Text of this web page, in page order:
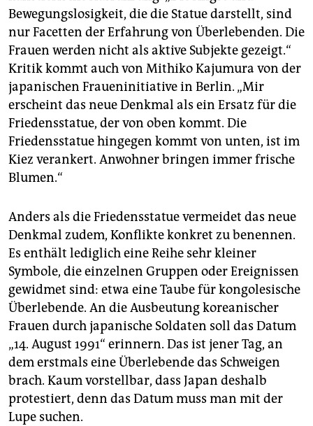
Bewegungslosigkeit, die die Statue darstellt, sind
nur Facetten der Erfahrung von Überlebenden. Die
Frauen werden nicht als aktive Subjekte gezeigt.“
Kritik kommt auch von Mithiko Kajumura von der
japanischen Fraueninitiative in Berlin. „Mir
erscheint das neue Denkmal als ein Ersatz für die
Friedensstatue, der von oben kommt. Die
Friedensstatue hingegen kommt von unten, ist im
Kiez verankert. Anwohner bringen immer frische
Blumen.“
Anders als die Friedensstatue vermeidet das neue
Denkmal zudem, Konflikte konkret zu benennen.
Es enthält lediglich eine Reihe sehr kleiner
Symbole, die einzelnen Gruppen oder Ereignissen
gewidmet sind: etwa eine Taube für kongolesische
Überlebende. An die Ausbeutung koreanischer
Frauen durch japanische Soldaten soll das Datum
„14. August 1991“ erinnern. Das ist jener Tag, an
dem erstmals eine Überlebende das Schweigen
brach. Kaum vorstellbar, dass Japan deshalb
protestiert, denn das Datum muss man mit der
Lupe ­suchen.